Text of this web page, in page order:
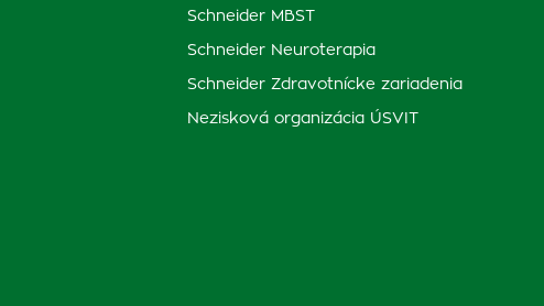
Schneider MBST
Schneider Neuroterapia
Schneider Zdravotnícke zariadenia
Nezisková organizácia ÚSVIT